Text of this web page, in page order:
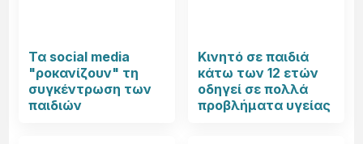
Τα social media
"ροκανίζουν" τη
συγκέντρωση των
παιδιών
Κινητό σε παιδιά
κάτω των 12 ετών
οδηγεί σε πολλά
προβλήματα υγείας